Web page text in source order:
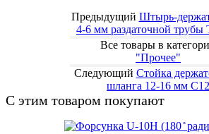
Предыдущий Штырь-
4-6 мм раздаточной трубы
Все товары в
"Прочее"
Следующий Стойка
шланга 12-16 мм C12
С этим товаром покупают